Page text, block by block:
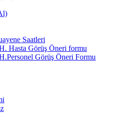
Saatleri
Hasta Görüş Öneri formu
Görüş Öneri Formu